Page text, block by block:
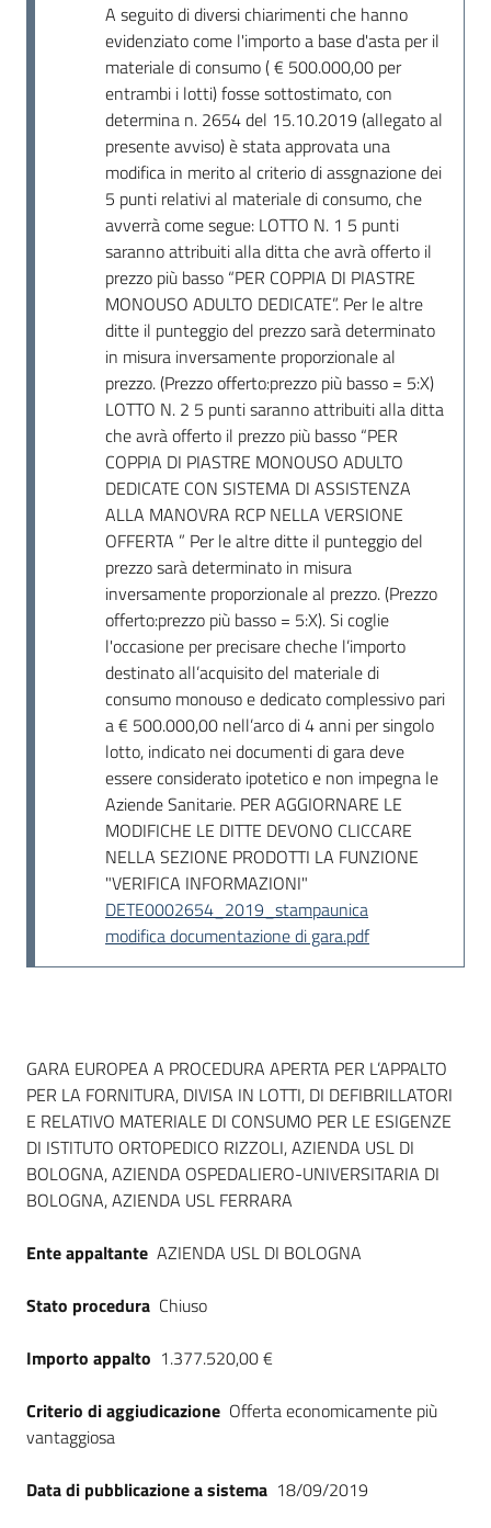
A seguito di diversi chiarimenti che hanno
evidenziato come l'importo a base d'asta per il
materiale di consumo ( € 500.000,00 per
entrambi i lotti) fosse sottostimato, con
determina n. 2654 del 15.10.2019 (allegato al
presente avviso) è stata approvata una
modifica in merito al criterio di assgnazione dei
5 punti relativi al materiale di consumo, che
avverrà come segue: LOTTO N. 1 5 punti
saranno attribuiti alla ditta che avrà offerto il
prezzo più basso “PER COPPIA DI PIASTRE
MONOUSO ADULTO DEDICATE”. Per le altre
ditte il punteggio del prezzo sarà determinato
in misura inversamente proporzionale al
prezzo. (Prezzo offerto:prezzo più basso = 5:X)
LOTTO N. 2 5 punti saranno attribuiti alla ditta
che avrà offerto il prezzo più basso “PER
COPPIA DI PIASTRE MONOUSO ADULTO
DEDICATE CON SISTEMA DI ASSISTENZA
ALLA MANOVRA RCP NELLA VERSIONE
OFFERTA ” Per le altre ditte il punteggio del
prezzo sarà determinato in misura
inversamente proporzionale al prezzo. (Prezzo
offerto:prezzo più basso = 5:X). Si coglie
l'occasione per precisare cheche l’importo
destinato all’acquisito del materiale di
consumo monouso e dedicato complessivo pari
a € 500.000,00 nell’arco di 4 anni per singolo
lotto, indicato nei documenti di gara deve
essere considerato ipotetico e non impegna le
Aziende Sanitarie. PER AGGIORNARE LE
MODIFICHE LE DITTE DEVONO CLICCARE
NELLA SEZIONE PRODOTTI LA FUNZIONE
"VERIFICA INFORMAZIONI"
DETE0002654_2019_stampaunica
modifica documentazione di gara.pdf
Dati del bando
GARA EUROPEA A PROCEDURA APERTA PER L’APPALTO
PER LA FORNITURA, DIVISA IN LOTTI, DI DEFIBRILLATORI
E RELATIVO MATERIALE DI CONSUMO PER LE ESIGENZE
DI ISTITUTO ORTOPEDICO RIZZOLI, AZIENDA USL DI
BOLOGNA, AZIENDA OSPEDALIERO-UNIVERSITARIA DI
BOLOGNA, AZIENDA USL FERRARA
Ente appaltante AZIENDA USL DI BOLOGNA
Stato procedura Chiuso
Importo appalto 1.377.520,00 €
Criterio di aggiudicazione Offerta economicamente più
vantaggiosa
Data di pubblicazione a sistema 18/09/2019